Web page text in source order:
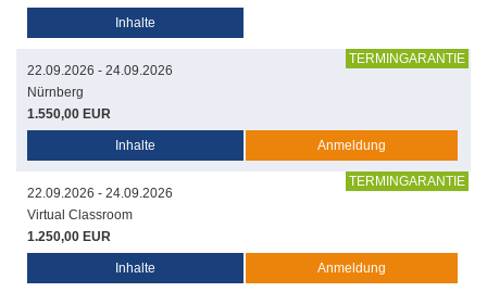
Inhalte
22.09.2026 - 24.09.2026
Nürnberg
1.550,00 EUR
Inhalte Anmeldung
TERMINGARANTIE
22.09.2026 - 24.09.2026
Virtual Classroom
1.250,00 EUR
Inhalte Anmeldung
TERMINGARANTIE